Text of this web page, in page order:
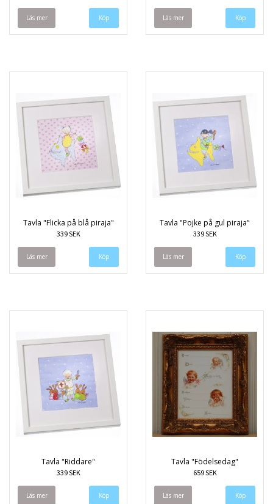
Läs mer Läs mer
Tavla "Flicka på blå piraja"
339 SEK
Läs mer
Tavla "Pojke på gul piraja"
339 SEK
Läs mer
Tavla "Riddare"
339 SEK
Läs mer
Tavla "Födelsedag"
659 SEK
Läs mer